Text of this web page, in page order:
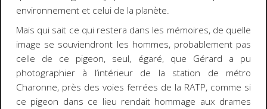
environnement et celui de la planète.
Mais qui sait ce qui restera dans les mémoires, de quelle
image se souviendront les hommes, probablement pas
celle de ce pigeon, seul, égaré, que Gérard a pu
photographier à l’intérieur de la station de métro
Charonne, près des voies ferrées de la RATP, comme si
ce pigeon dans ce lieu rendait hommage aux drames